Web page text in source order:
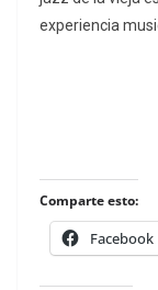
experiencia
Comparte esto:
Facebook